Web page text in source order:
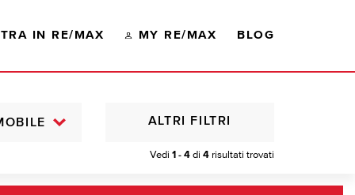
IN RE/MAX MY RE/MAX BLOG
Vedi 1 - 4 di 4 risultati trovati
ALTRI FILTRI